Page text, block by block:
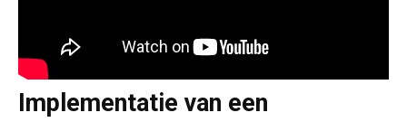
Implementatie van een